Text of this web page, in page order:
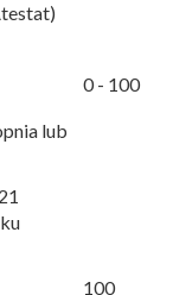
lub
0 - 100
100